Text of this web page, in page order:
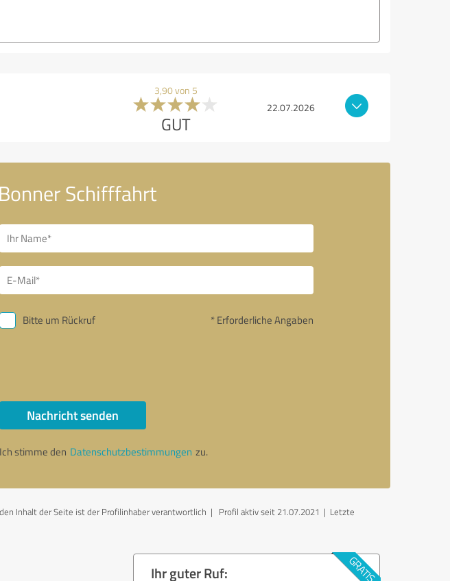
3,90 von 5
GUT
22.07.2026
Schifffahrt
Bitte um Rückruf * Erforderliche Angaben
Nachricht senden
Ich stimme den Datenschutzbestimmungen zu.
Inhalt der Seite ist der Profilinhaber verantwortlich | Profil aktiv seit 21.07.2021 | Letzte
Ihr guter Ruf: